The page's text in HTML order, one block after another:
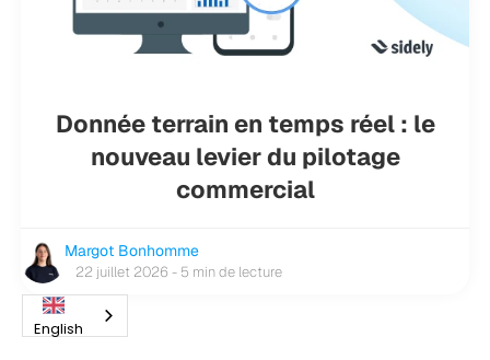
Donnée terrain en temps réel : le
nouveau levier du pilotage
commercial
Margot Bonhomme
22 juillet 2026 - 5 min de lecture
English